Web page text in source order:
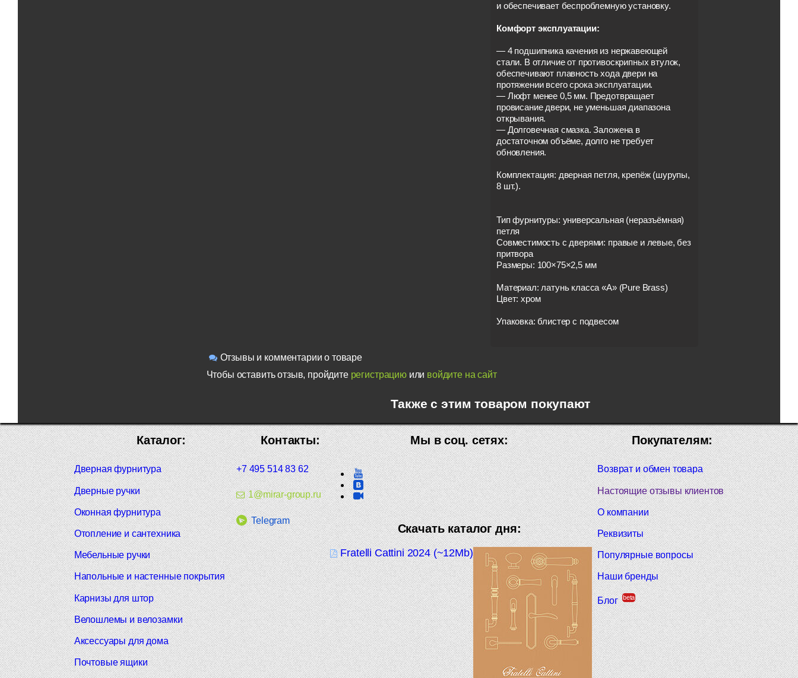
и обеспечивает беспроблемную установку.
Комфорт эксплуатации:
— 4 подшипника качения из нержавеющей
стали. В отличие от противоскрипных втулок,
обеспечивают плавность хода двери на
протяжении всего срока эксплуатации.
— Люфт менее 0,5 мм. Предотвращает
провисание двери, не уменьшая диапазона
открывания.
— Долговечная смазка. Заложена в
достаточном объёме, долго не требует
обновления.
Комплектация: дверная петля, крепёж (шурупы,
8 шт.).
Тип фурнитуры: универсальная (неразъёмная)
петля
Совместимость с дверями: правые и левые, без
притвора
Размеры: 100×75×2,5 мм
Материал: латунь класса «А» (Pure Brass)
Цвет: хром
Упаковка: блистер с подвесом
Отзывы и комментарии о товаре
Чтобы оставить отзыв, пройдите регистрациюили войдите на сайт
Также с этим товаром покупают
Покупателям:
Возврат и обмен товара
Настоящие отзывы клиентов
О компании
Реквизиты
Популярные вопросы
Наши бренды
Блог beta
Мы в соц. сетях:
Скачать каталог дня:
Fratelli Cattini 2024 (~12Mb)
Контакты:
+7 495 514 83 62
1@mirar-group.ru
Telegram
Каталог:
Дверная фурнитура
Дверные ручки
Оконная фурнитура
Отопление и сантехника
Мебельные ручки
Напольные и настенные покрытия
Карнизы для штор
Велошлемы и велозамки
Аксессуары для дома
Почтовые ящики